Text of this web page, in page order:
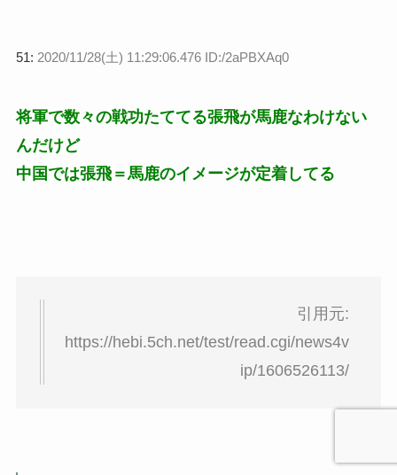
51: 2020/11/28(土) 11:29:06.476 ID:/2aPBXAq0
将軍で数々の戦功たててる張飛が馬鹿なわけない
んだけど
中国では張飛＝馬鹿のイメージが定着してる
引用元:
https://hebi.5ch.net/test/read.cgi/news4v
ip/1606526113/